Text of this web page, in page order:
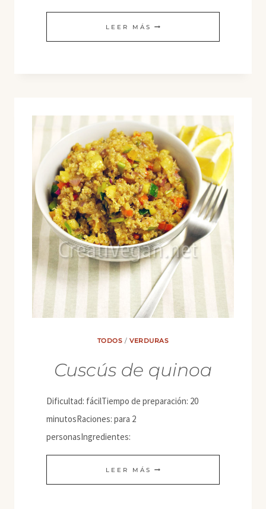
LEER MÁS HAMBURGUESAS
DE
GERMINADAS
TODOS / VERDURAS
Cuscús de quinoa
Dificultad: fácilTiempo de preparación: 20
minutosRaciones: para 2
personasIngredientes:
LEER MÁS CUSCÚS
DE